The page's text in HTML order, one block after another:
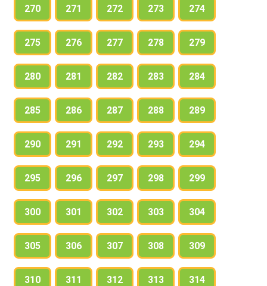
270 271 272 273 274
275 276 277 278 279
280 281 282 283 284
285 286 287 288 289
290 291 292 293 294
295 296 297 298 299
300 301 302 303 304
305 306 307 308 309
310 311 312 313 314